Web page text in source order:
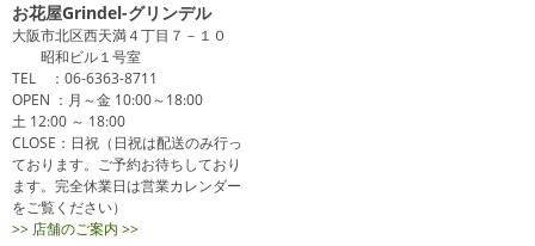
お花屋Grindel-グリンデル
大阪市北区西天満４丁目７－１０
昭和ビル１号室
TEL ：06-6363-8711
OPEN ：月～金 10:00～18:00
土 12:00 ～ 18:00
CLOSE：日祝（日祝は配送のみ行っ
ております。ご予約お待ちしており
ます。完全休業日は営業カレンダー
をご覧ください）
>> 店舗のご案内 >>